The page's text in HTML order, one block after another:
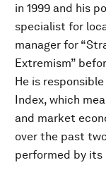
in 1999 and his
specialist for
manager for
Extremism”
He is
Index, which
and market
over the past
performed by its